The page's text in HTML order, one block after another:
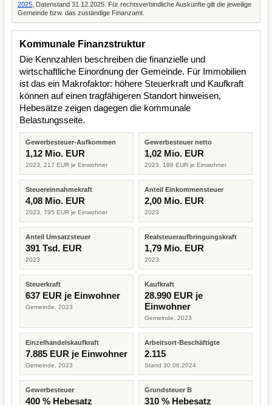
2025 , Datenstand 31.12.2025. Für rechtsverbindliche Auskünfte gilt die jeweilige
Gemeinde bzw. das zuständige Finanzamt.
Kommunale Finanzstruktur
Die Kennzahlen beschreiben die finanzielle und
wirtschaftliche Einordnung der Gemeinde. Für Immobilien
ist das ein Makrofaktor: höhere Steuerkraft und Kaufkraft
können auf einen tragfähigeren Standort hinweisen,
Hebesätze zeigen dagegen die kommunale
Belastungsseite.
Gewerbesteuer-Aufkommen
1,12 Mio. EUR
2023, 217 EUR je Einwohner
Gewerbesteuer netto
1,02 Mio. EUR
2023, 198 EUR je Einwohner
Steuereinnahmekraft
4,08 Mio. EUR
2023, 795 EUR je Einwohner
Anteil Einkommensteuer
2,00 Mio. EUR
2023
Anteil Umsatzsteuer
391 Tsd. EUR
2023
Realsteueraufbringungskraft
1,79 Mio. EUR
2023
Steuerkraft
637 EUR je Einwohner
Gemeinde, 2023
Kaufkraft
28.990 EUR je
Einwohner
Gemeinde, 2023
Einzelhandelskaufkraft
7.885 EUR je Einwohner
Gemeinde, 2023
Arbeitsort-Beschäftigte
2.115
Stand 30.06.2024
Gewerbesteuer
400 % Hebesatz
Grundsteuer B
310 % Hebesatz